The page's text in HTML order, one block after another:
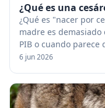
¿Qué es una
¿Qué es "nacer por
madre es
PIB o cuando
cesárea. Esta es una
6 jun 2026